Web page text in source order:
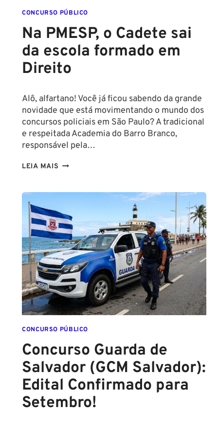
CONCURSO PÚBLICO
Na PMESP, o Cadete sai
da escola formado em
Direito
Alô, alfartano! Você já ficou sabendo da grande
novidade que está movimentando o mundo dos
concursos policiais em São Paulo? A tradicional
e respeitada Academia do Barro Branco,
responsável pela…
LEIA MAIS NA
SAI
DA
ESCOLA
FORMADO
EM
DIREITO
CONCURSO PÚBLICO
Concurso Guarda de
Salvador (GCM Salvador):
Edital Confirmado para
Setembro!